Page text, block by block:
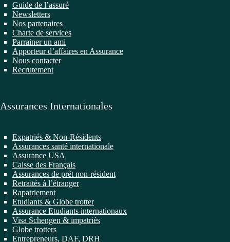
Guide de l’assuré
Newsletters
Nos partenaires
Charte de services
Parrainer un ami
Apporteur d’affaires en Assurance
Nous contacter
Recrutement
Assurances Internationales
Expatriés & Non-Résidents
Assurances santé internationale
Assurance USA
Caisse des Français
Assurances de prêt non-résident
Retraités à l’étranger
Rapatriement
Etudiants & Globe trotter
Assurance Etudiants internationaux
Visa Schengen & impatriés
Globe trotters
Entrepreneurs, DAF, DRH